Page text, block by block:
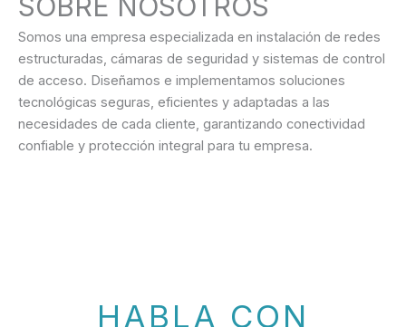
Somos una empresa especializada en instalación de redes
estructuradas, cámaras de seguridad y sistemas de control
de acceso. Diseñamos e implementamos soluciones
tecnológicas seguras, eficientes y adaptadas a las
necesidades de cada cliente, garantizando conectividad
confiable y protección integral para tu empresa.
HABLA CON